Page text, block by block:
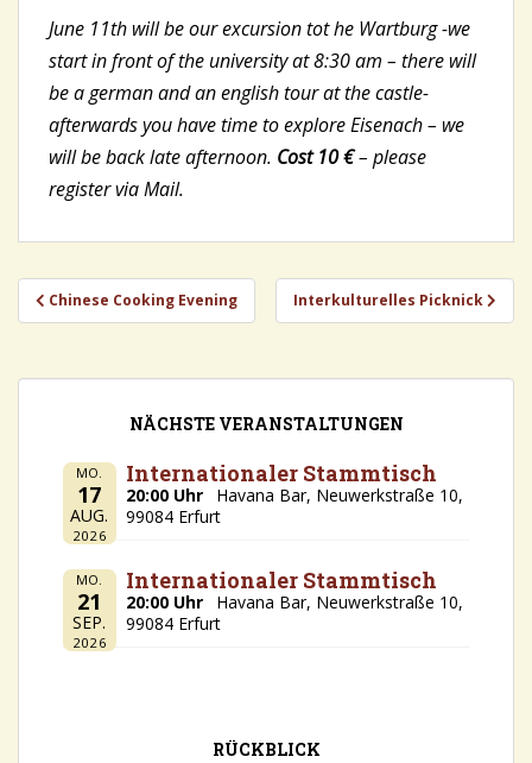
June 11th will be our excursion tot he Wartburg -we
start in front of the university at 8:30 am – there will
be a german and an english tour at the castle-
afterwards you have time to explore Eisenach – we
will be back late afternoon. Cost 10 €– please
register via Mail.
Beitragsnavigation
Chinese Cooking Evening Interkulturelles Picknick
NÄCHSTE VERANSTALTUNGEN
MO.
17
AUG.
2026
Internationaler Stammtisch
20:00 Uhr
Havana Bar, Neuwerkstraße 10,
99084 Erfurt
MO.
21
SEP.
2026
Internationaler Stammtisch
20:00 Uhr
Havana Bar, Neuwerkstraße 10,
99084 Erfurt
RÜCKBLICK